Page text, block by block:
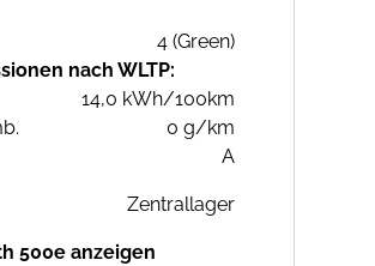
4 (Green)
nach WLTP:
14,0 kWh/100km
0 g/km
A
Zentrallager
500e anzeigen